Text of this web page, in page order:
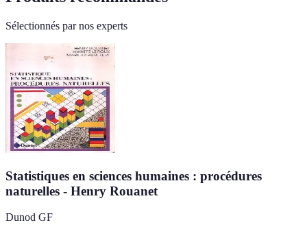
Sélectionnés par nos experts
Statistiques en sciences humaines : procédures
naturelles - Henry Rouanet
Dunod GF